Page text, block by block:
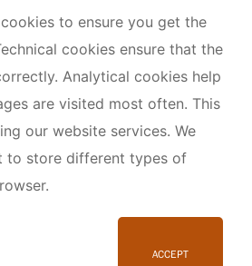
to ensure you get the
cookies ensure that the
Analytical cookies help
are visited most often. This
our website services. We
to store different types of
ACCEPT